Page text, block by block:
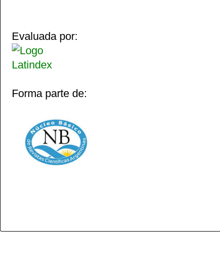
Evaluada por:
Forma parte de: